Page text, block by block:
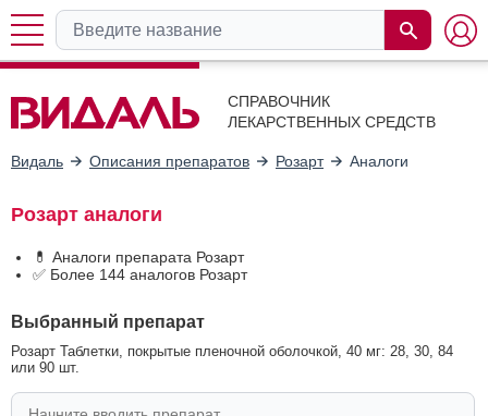
СПРАВОЧНИК
ЛЕКАРСТВЕННЫХ СРЕДСТВ
Видаль Описания препаратов Розарт Аналоги
Розарт аналоги
💊 Аналоги препарата Розарт
✅ Более 144 аналогов Розарт
Выбранный препарат
Розарт Таблетки, покрытые пленочной оболочкой, 40 мг: 28, 30, 84
или 90 шт.